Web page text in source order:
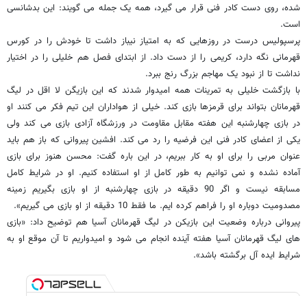
شده، روی دست کادر فنی قرار می گیرد، همه یک جمله می گویند: این بدشانسی
است.
پرسپولیس درست در روزهایی که به امتیاز نیباز داشت تا خودش را در کورس
قهرمانی نگه دارد، کریمی را از دست داد. از ابتدای فصل هم خلیلی را در اختیار
نداشت تا از نبود یک مهاجم بزرگ رنج ببرد.
با بازگشت خلیلی به تمرینات همه امیدوار شدند که این بازیگن لا اقل در لیگ
قهرمانان بتواند برای قرمزها بازی کند. خیلی از هواداران این تیم فکر می کنند او
در بازی چهارشنبه این هفته مقابل مقاومت در ورزشگاه آزادی بازی می کند ولی
یکی از اعضای کادر فنی این فرضیه را رد می کند. افشین پیروانی که باز هم باید
عنوان مربی را برای او به کار ببریم، در این باره گفت: محسن هنوز برای بازی
آماده نشده و نمی توانیم به طور کامل از او استفاده کنیم. او در شرایط کامل
مسابقه نیست و اگر 90 دقیقه در بازی چهارشنبه از او بازی بگیریم زمینه
مصدومیت دوباره او را فراهم کرده ایم. ما فقط 10 دقیقه از او بازی می گیریم».
پیروانی درباره وضعیت این بازیکن در لیگ قهرمانان آسیا هم توضیح داد: «بازی
های لیگ قهرمانان آسیا هفته آینده انجام می شود و امیدواریم تا آن موقع او به
شرایط ایده آل برگشته باشد».